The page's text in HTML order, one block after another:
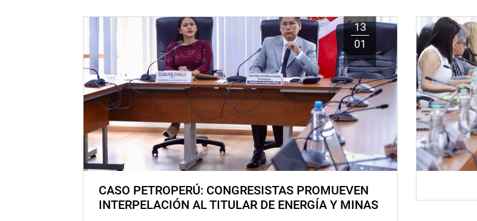
13
01
CASO PETROPERÚ: CONGRESISTAS PROMUEVEN
INTERPELACIÓN AL TITULAR DE ENERGÍA Y MINAS